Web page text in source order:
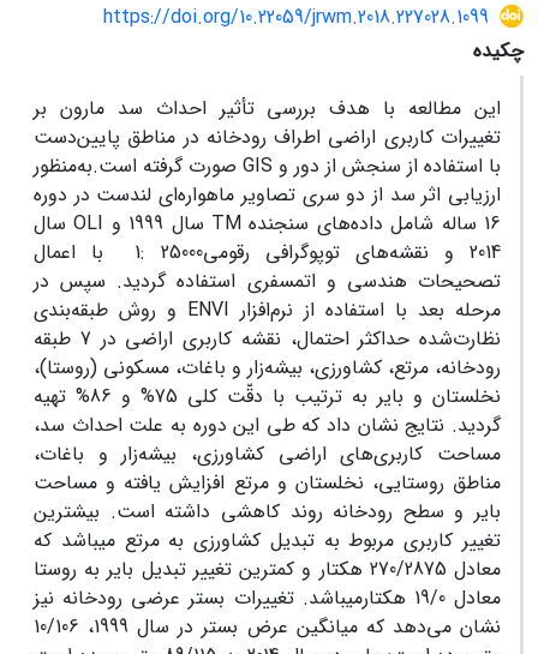
https://doi.org/10.22059/jrwm.2018.227028.1099
چکیده
این مطالعه با هدف بررسی تأثیر احداث سد مارون بر
تغییرات کاربری اراضی اطراف رودخانه در مناطق پایین‌دست
با استفاده از سنجش ‌از دور و GIS صورت گرفته است.به‌منظور
ارزیابی اثر سد از دو سری تصاویر ماهواره‌ای لندست در دوره
16 ساله شامل داده‌های سنجنده TM سال 1999 و OLI سال
2014 و نقشه‌های توپوگرا­فی رقومی25000 :1 با اعمال
تصحیحات هندسی و اتمسفری استفاده گردید. سپس در
مرحله بعد با استفاده از نرم‌افزار ENVI و روش طبقه‌بندی
نظارت‌شده حداکثر احتمال، نقشه کاربری اراضی در 7 طبقه
رودخانه، مرتع، کشاورزی، بیشه‌زار و باغات، مسکونی (روستا)،
نخلستان و بایر به ترتیب با دقّت کلی 75% و 86% تهیه
گردید. نتایج نشان داد که طی این دوره به علت احداث سد،
مساحت کاربری‌های اراضی کشاورزی، بیشه‌زار و باغات،
مناطق روستایی، نخلستان و مرتع افزایش ‌یافته و مساحت
بایر و سطح رودخانه روند کاهشی داشته است. بیشترین
تغییر کاربری مربوط به تبدیل کشاورزی به مرتع می­باشد که
معادل 270/2875 هکتار و کمترین تغییر تبدیل بایر به روستا
معادل 19/0 هکتارمی­باشد. تغییرات بستر عرضی رودخانه نیز
نشان می‌دهد که میانگین عرض بستر در سال 1999، 10/106